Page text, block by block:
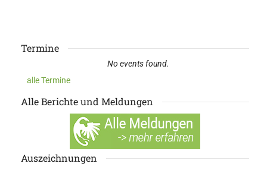
Termine
No events found.
alle Termine
Alle Berichte und Meldungen
Auszeichnungen